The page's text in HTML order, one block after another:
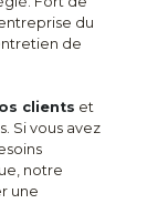
du
de
clients et
Si vous avez
notre
une